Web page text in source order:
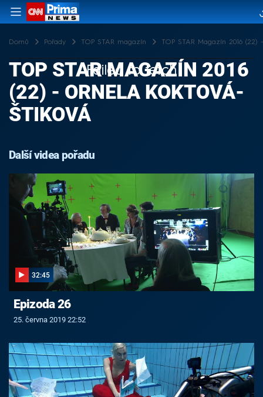
Domů Pořady TOP STAR magazín TOP STAR Magazín 2016
Failed to fetch
TOP STAR MAGAZÍN 2016
(22) - ORNELA KOKTOVÁ-
ŠTIKOVÁ
Další videa pořadu
32:45
Epizoda 26
25. června 2019 22:52